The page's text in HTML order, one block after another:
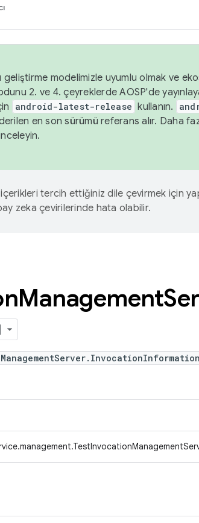
modelimizle uyumlu olmak ve
2. ve 4. çeyreklerde AOSP'de
android-latest-release kullanın.
en son sürümü referans alır. Daha
tercih ettiğiniz dile çevirmek için
zeka çevirilerinde hata olabilir.
Management